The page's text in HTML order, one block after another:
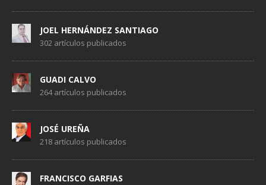
JOEL HERNÁNDEZ SANTIAGO
302 artículos publicados
GUADI CALVO
264 artículos publicados
JOSÉ UREÑA
218 artículos publicados
FRANCISCO GARFIAS